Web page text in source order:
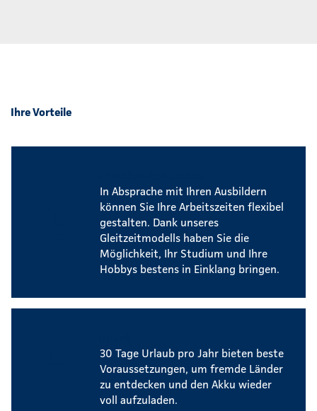
Ihre Vorteile
In Absprache mit Ihren Ausbildern
können Sie Ihre Arbeitszeiten flexibel
gestalten. Dank unseres
Gleitzeitmodells haben Sie die
Möglichkeit, Ihr Studium und Ihre
Hobbys bestens in Einklang bringen.
30 Tage Urlaub pro Jahr bieten beste
Voraussetzungen, um fremde Länder
zu entdecken und den Akku wieder
voll aufzuladen.